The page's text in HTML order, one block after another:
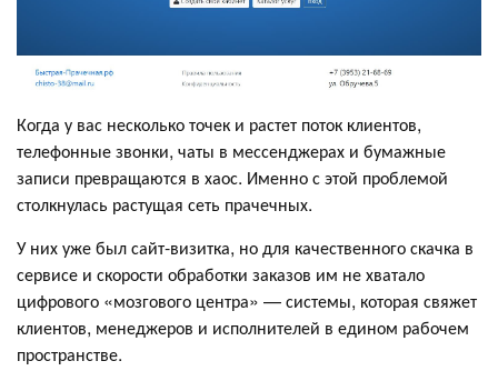
Когда у вас несколько точек и растет поток клиентов,
телефонные звонки, чаты в мессенджерах и бумажные
записи превращаются в хаос. Именно с этой проблемой
столкнулась растущая сеть прачечных.
У них уже был сайт-визитка, но для качественного скачка в
сервисе и скорости обработки заказов им не хватало
цифрового «мозгового центра» — системы, которая свяжет
клиентов, менеджеров и исполнителей в едином рабочем
пространстве.